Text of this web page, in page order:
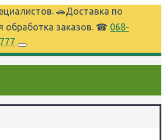
🚗Доставка по
обработка заказов. ☎ 068-